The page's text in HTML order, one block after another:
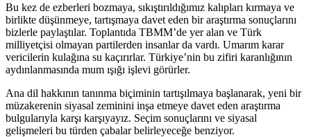
Bu kez de ezberleri bozmaya, sıkıştırıldığımız kalıpları kırmaya ve
birlikte düşünmeye, tartışmaya davet eden bir araştırma sonuçlarını
bizlerle paylaştılar. Toplantıda TBMM’de yer alan ve Türk
milliyetçisi olmayan partilerden insanlar da vardı. Umarım karar
vericilerin kulağına su kaçırırlar. Türkiye’nin bu zifiri karanlığının
aydınlanmasında mum ışığı işlevi görürler.
Ana dil hakkının tanınma biçiminin tartışılmaya başlanarak, yeni bir
müzakerenin siyasal zeminini inşa etmeye davet eden araştırma
bulgularıyla karşı karşıyayız. Seçim sonuçlarını ve siyasal
gelişmeleri bu türden çabalar belirleyeceğe benziyor.